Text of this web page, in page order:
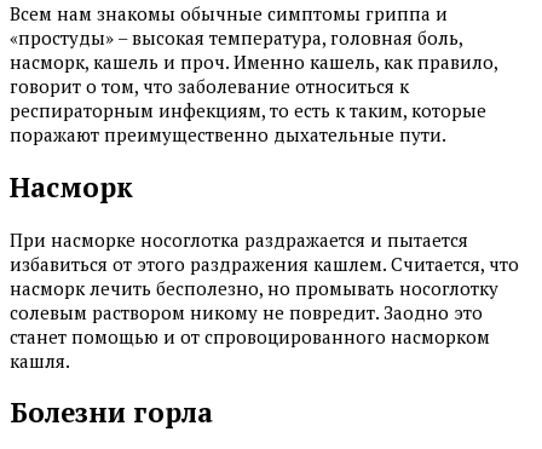
Всем нам знакомы обычные симптомы гриппа и
«простуды» – высокая температура, головная боль,
насморк, кашель и проч. Именно кашель, как правило,
говорит о том, что заболевание относиться к
респираторным инфекциям, то есть к таким, которые
поражают преимущественно дыхательные пути.
Насморк
При насморке носоглотка раздражается и пытается
избавиться от этого раздражения кашлем. Считается, что
насморк лечить бесполезно, но промывать носоглотку
солевым раствором никому не повредит. Заодно это
станет помощью и от спровоцированного насморком
кашля.
Болезни горла